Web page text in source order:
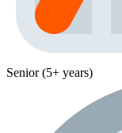
Senior (5+ years)